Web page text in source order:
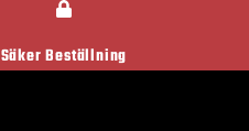
Säker Beställning